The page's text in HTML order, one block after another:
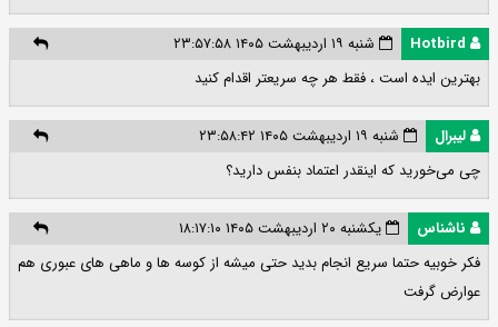
شنبه ۱۹ اردیبهشت ۱۴۰۵ ۲۳:۵۷:۵۸
بهترین ایده است ، فقط هر چه سریعتر اقدام کنید
لیبرال
شنبه ۱۹ اردیبهشت ۱۴۰۵ ۲۳:۵۸:۴۲
چی می‌خورید که اینقدر اعتماد بنفس دارید؟
ناشناس
یکشنبه ۲۰ اردیبهشت ۱۴۰۵ ۱۸:۱۷:۱۰
فکر خوبیه حتما سریع انجام بدید حتی میشه از کوسه ها و ماهی های عبوری هم
عوارض گرفت